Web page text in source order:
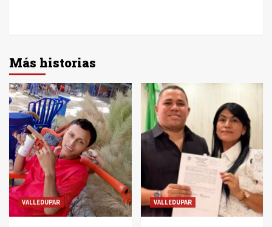
Más historias
VALLEDUPAR VALLEDUPAR